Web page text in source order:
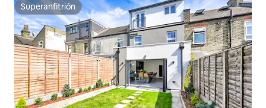
Superanfitrión
Superanfitrión